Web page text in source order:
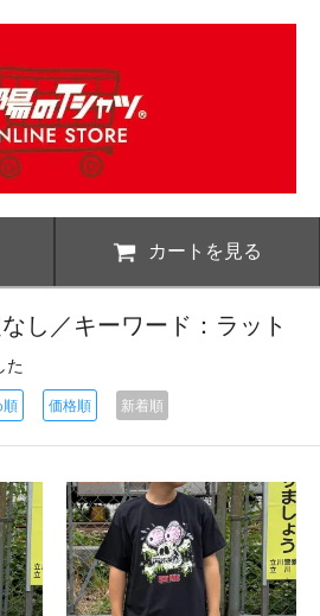
カートを見る
し／キーワード：ラット
た
順 価格順 新着順